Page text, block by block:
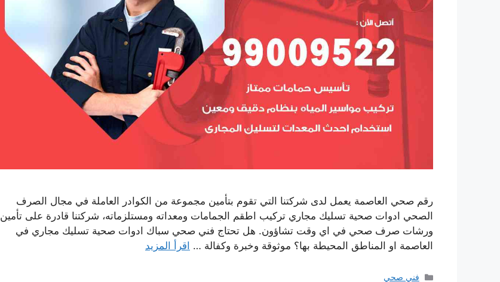
رقم صحي العاصمة يعمل لدى شركتنا التي تقوم بتأمين مجموعة من الكوادر العاملة في مجال الصرف
الصحي ادوات صحية تسليك مجاري تركيب اطقم الجمامات ومعداته ومستلزماته، شركتنا قادرة على تأمين
ورشات صرف صحي في اي وقت تشاؤون. هل تحتاج فني صحي سباك ادوات صحية تسليك مجاري في
العاصمة او المناطق المحيطة بها؟ موثوقة وخبرة وكفالة … اقرأ المزيد
التصنيفات
فني صحي